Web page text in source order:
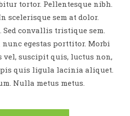
tortor. Pellentesque nibh.
scelerisque sem at dolor.
Sed convallis tristique sem.
egestas porttitor. Morbi
vel, suscipit quis, luctus non,
quis ligula lacinia aliquet.
Nulla metus metus.